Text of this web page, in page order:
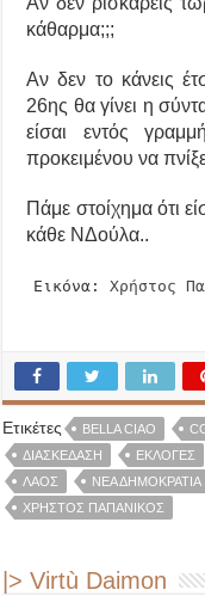
κάθαρμα;;;
Αν δεν το κάνεις
26ης θα γίνει η
είσαι εντός
προκειμένου να
Πάμε στοίχημα ότι
κάθε ΝΔούλα..
Εικόνα: Χρήστος
Ετικέτες BELLA CIAO
ΔΙΑΣΚΈΔΑΣΗ
ΕΚΛΟΓΈΣ
ΛΑΌΣ
ΝΈΑ ΔΗΜΟΚΡΑΤΊΑ
ΧΡΉΣΤΟΣ ΠΑΠΑΝΊΚΟΣ
|> Virtù Daimon